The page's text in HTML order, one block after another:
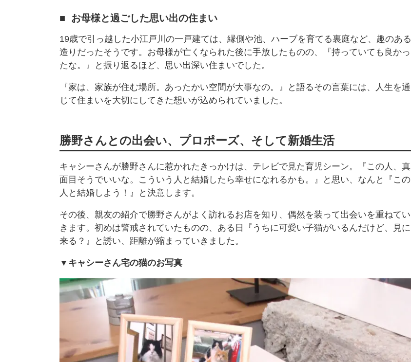
お母様と過ごした思い出の住まい
19歳で引っ越した小江戸川の一戸建ては、縁側や池、ハーブを育てる裏庭など、趣のある
造りだったそうです。お母様が亡くなられた後に手放したものの、『持っていても良かっ
たな。』と振り返るほど、思い出深い住まいでした。
『家は、家族が住む場所。あったかい空間が大事なの。』と語るその言葉には、人生を通
じて住まいを大切にしてきた想いが込められていました。
勝野さんとの出会い、プロポーズ、そして新婚生活
キャシーさんが勝野さんに惹かれたきっかけは、テレビで見た育児シーン。『この人、真
面目そうでいいな。こういう人と結婚したら幸せになれるかも。』と思い、なんと『この
人と結婚しよう！』と決意します。
その後、親友の紹介で勝野さんがよく訪れるお店を知り、偶然を装って出会いを重ねてい
きます。初めは警戒されていたものの、ある日『うちに可愛い子猫がいるんだけど、見に
来る？』と誘い、距離が縮まっていきました。
▼キャシーさん宅の猫のお写真